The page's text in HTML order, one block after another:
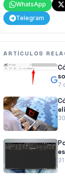
WhatsApp
Telegram
ARTÍCULOS
7